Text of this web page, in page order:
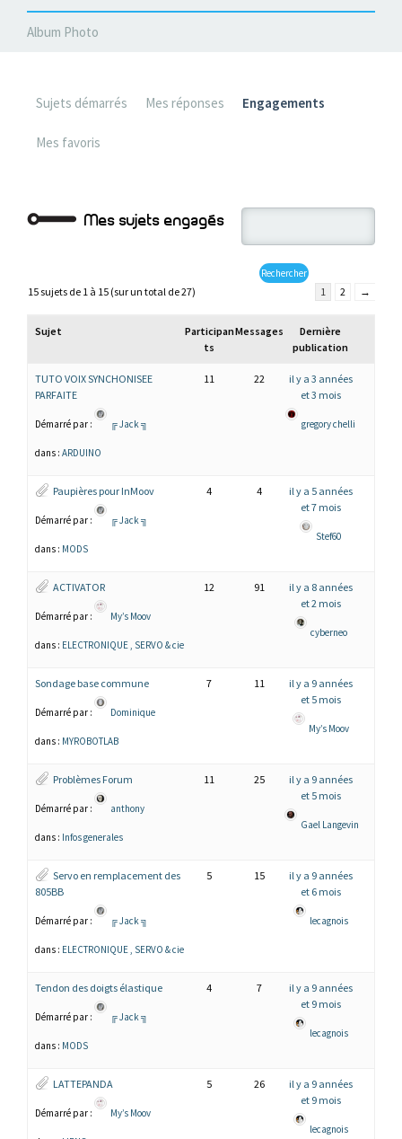
Album Photo
Sujets démarrés Mes réponses Engagements
Mes favoris
Mes sujets engagés
15 sujets de 1 à 15 (sur un total de 27) 1 2 →
Sujet
Participan
ts
Messages
Dernière
publication
TUTO VOIX SYNCHONISEE
PARFAITE
Démarré par : ╔ Jack ╗
dans : ARDUINO
11 22
il y a 3 années
et 3 mois
gregory chelli
Paupières pour InMoov
Démarré par : ╔ Jack ╗
dans : MODS
4 4
il y a 5 années
et 7 mois
Stef60
ACTIVATOR
Démarré par : My’s Moov
dans : ELECTRONIQUE , SERVO & cie
12 91
il y a 8 années
et 2 mois
cyberneo
Sondage base commune
Démarré par : Dominique
dans : MYROBOTLAB
7 11
il y a 9 années
et 5 mois
My’s Moov
Problèmes Forum
Démarré par : anthony
dans : Infos generales
11 25
il y a 9 années
et 5 mois
Gael Langevin
Servo en remplacement des
805BB
Démarré par : ╔ Jack ╗
dans : ELECTRONIQUE , SERVO & cie
5 15
il y a 9 années
et 6 mois
lecagnois
Tendon des doigts élastique
Démarré par : ╔ Jack ╗
dans : MODS
4 7
il y a 9 années
et 9 mois
lecagnois
LATTEPANDA
Démarré par : My’s Moov
5 26
il y a 9 années
et 9 mois
lecagnois